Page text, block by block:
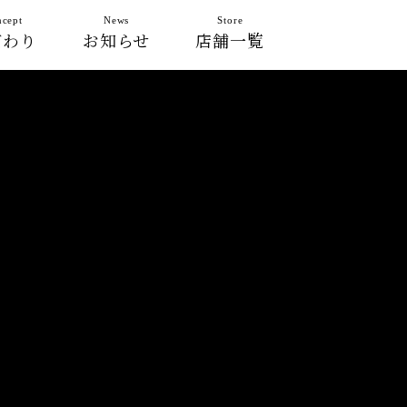
り お知らせ
News
店舗一覧
Store